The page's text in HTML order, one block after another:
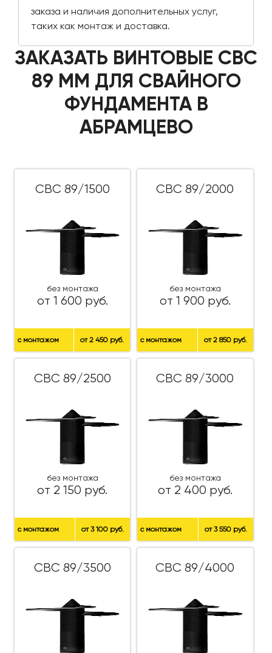
заказа и наличия дополнительных услуг,
таких как монтаж и доставка.
ЗАКАЗАТЬ ВИНТОВЫЕ СВС
89 ММ ДЛЯ СВАЙНОГО
ФУНДАМЕНТА В
АБРАМЦЕВО
СВС 89/1500
без монтажа
от 1 600 руб.
с монтажом от 2 450 руб.
СВС 89/2000
без монтажа
от 1 900 руб.
с монтажом от 2 850 руб.
СВС 89/2500
без монтажа
от 2 150 руб.
с монтажом от 3 100 руб.
СВС 89/3000
без монтажа
от 2 400 руб.
с монтажом от 3 550 руб.
СВС 89/3500 СВС 89/4000